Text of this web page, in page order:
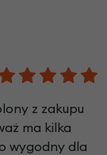
z zakupu
ma kilka
wygodny dla